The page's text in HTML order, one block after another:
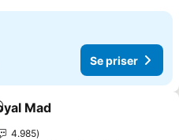
Se priser
til favoritter
Mad
4.985